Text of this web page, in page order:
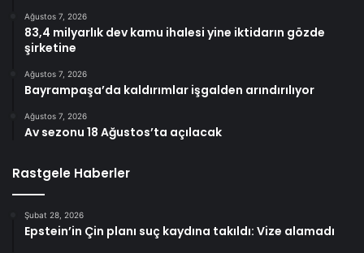
Ağustos 7, 2026
83,4 milyarlık dev kamu ihalesi yine iktidarın gözde
şirketine
Ağustos 7, 2026
Bayrampaşa’da kaldırımlar işgalden arındırılıyor
Ağustos 7, 2026
Av sezonu 18 Ağustos’ta açılacak
Rastgele Haberler
Şubat 28, 2026
Epstein’in Çin planı suç kaydına takıldı: Vize alamadı